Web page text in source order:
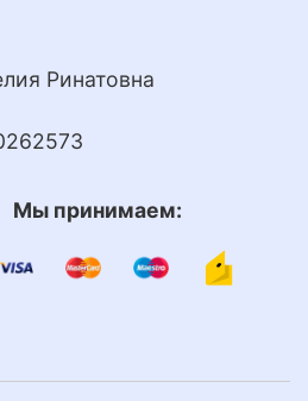
Ринатовна
принимаем: